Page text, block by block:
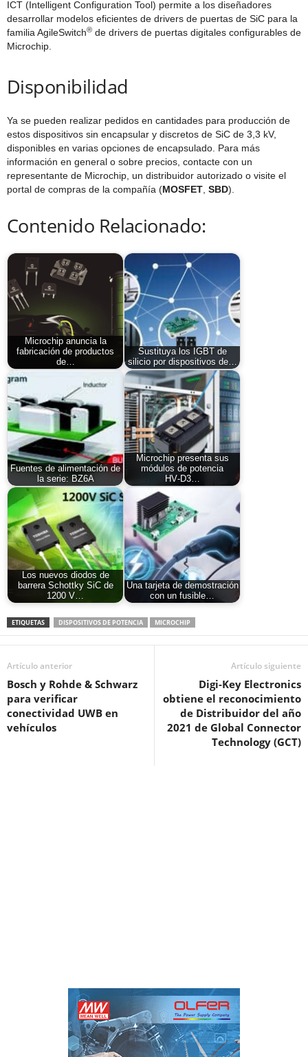
ICT (Intelligent Configuration Tool) permite a los diseñadores
desarrollar modelos eficientes de drivers de puertas de SiC para la
familia AgileSwitch® de drivers de puertas digitales configurables de
Microchip.
Disponibilidad
Ya se pueden realizar pedidos en cantidades para producción de
estos dispositivos sin encapsular y discretos de SiC de 3,3 kV,
disponibles en varias opciones de encapsulado. Para más
información en general o sobre precios, contacte con un
representante de Microchip, un distribuidor autorizado o visite el
portal de compras de la compañía (MOSFET SBD).
Contenido Relacionado:
Microchip anuncia la
fabricación de productos
de…
Sustituya los IGBT de
silicio por dispositivos de…
Fuentes de alimentación de
la serie: BZ6A
Microchip presenta sus
módulos de potencia
HV‑D3…
Los nuevos diodos de
barrera Schottky SiC de
1200 V…
Una tarjeta de demostración
con un fusible…
ETIQUETAS DISPOSITIVOS DE POTENCIA MICROCHIP
Artículo anterior
Bosch y Rohde & Schwarz
para verificar
conectividad UWB en
vehículos
Artículo siguiente
Digi-Key Electronics
obtiene el reconocimiento
de Distribuidor del año
2021 de Global Connector
Technology (GCT)